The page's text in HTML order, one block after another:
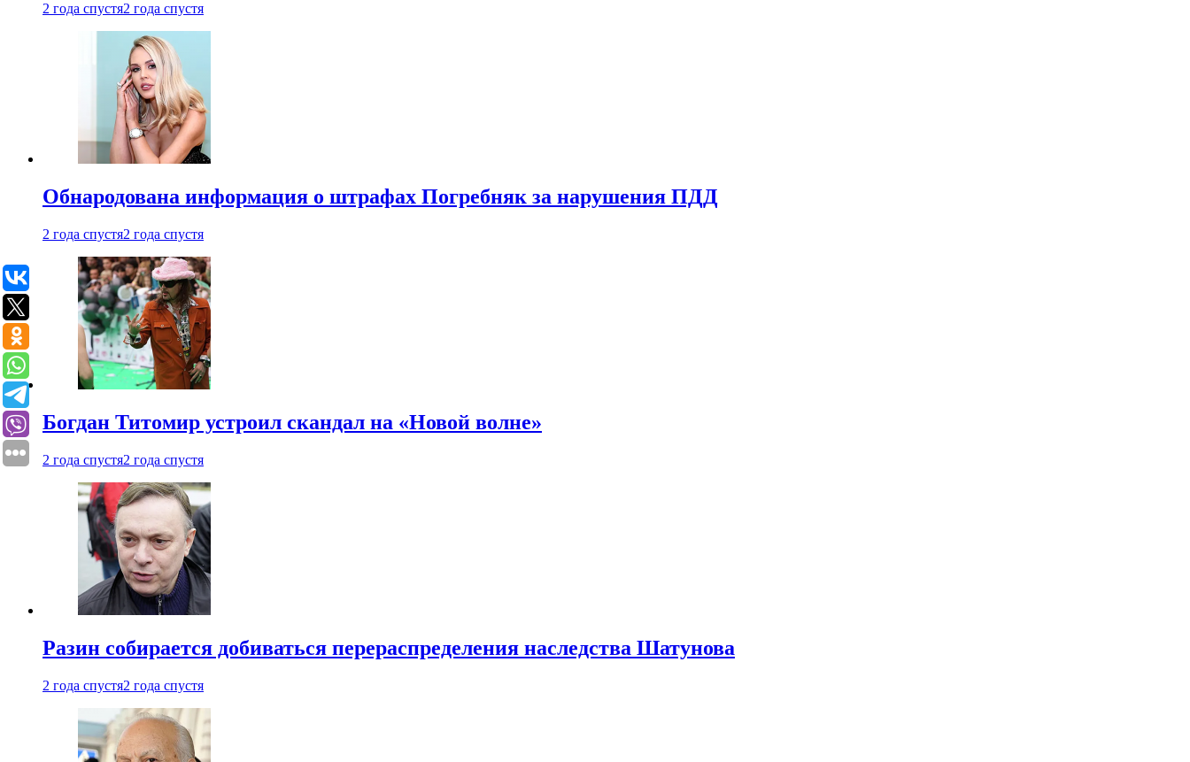
2 года спустя2 года спустя
Обнародована информация о штрафах Погребняк за нарушения ПДД
2 года спустя2 года спустя
Богдан Титомир устроил скандал на «Новой волне»
2 года спустя2 года спустя
Разин собирается добиваться перераспределения наследства Шатунова
2 года спустя2 года спустя